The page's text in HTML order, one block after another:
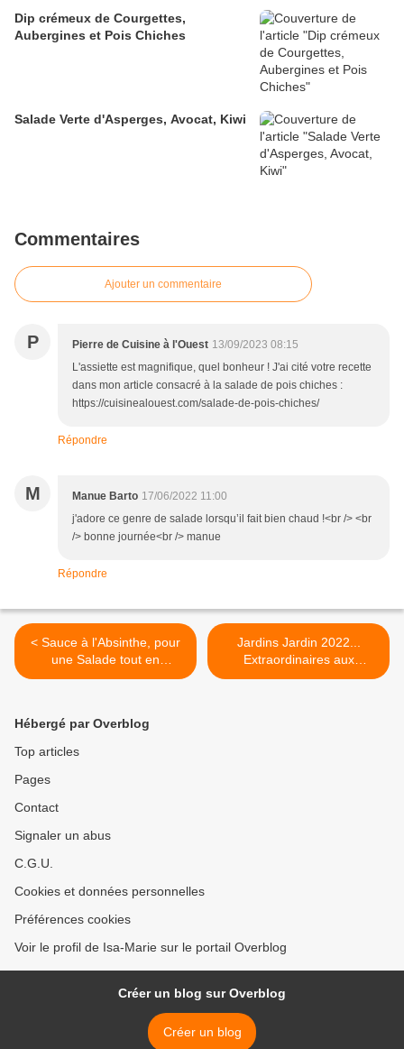
Dip crémeux de Courgettes,
Aubergines et Pois Chiches
Salade Verte d'Asperges, Avocat, Kiwi
Commentaires
Ajouter un commentaire
P Pierre de Cuisine à l'Ouest 13/09/2023 08:15
L'assiette est magnifique, quel bonheur ! J'ai cité votre recette
dans mon article consacré à la salade de pois chiches :
https://cuisinealouest.com/salade-de-pois-chiches/
Répondre
M Manue Barto 17/06/2022 11:00
j'adore ce genre de salade lorsqu’il fait bien chaud !<br /> <br
/> bonne journée<br /> manue
Répondre
< Sauce à l'Absinthe, pour
une Salade tout en
Fraîcheur
Jardins Jardin 2022...
Extraordinaires aux
Tuilleries, Métamorphoses,
Hébergé par Overblog
Top articles
Pages
Contact
Signaler un abus
C.G.U.
Cookies et données personnelles
Préférences cookies
Voir le profil de Isa-Marie sur le portail Overblog
Créer un blog sur Overblog
Créer un blog